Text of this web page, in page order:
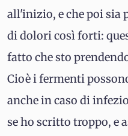
all'inizio, e che poi sia
di dolori così forti:
fatto che sto
Cioè i fermenti
anche in caso di
se ho scritto troppo, e